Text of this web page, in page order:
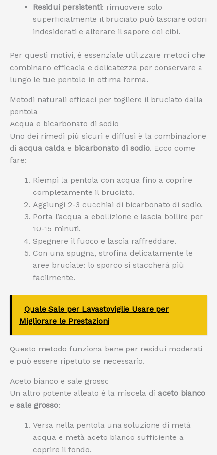
Residui persistenti: rimuovere solo
superficialmente il bruciato può lasciare odori
indesiderati e alterare il sapore dei cibi.
Per questi motivi, è essenziale utilizzare metodi che
combinano efficacia e delicatezza per conservare a
lungo le tue pentole in ottima forma.
Metodi naturali efficaci per togliere il bruciato dalla
pentola
Acqua e bicarbonato di sodio
Uno dei rimedi più sicuri e diffusi è la combinazione
di acqua calda e bicarbonato di sodio. Ecco come
fare:
Riempi la pentola con acqua fino a coprire
completamente il bruciato.
Aggiungi 2-3 cucchiai di bicarbonato di sodio.
Porta l’acqua a ebollizione e lascia bollire per
10-15 minuti.
Spegnere il fuoco e lascia raffreddare.
Con una spugna, strofina delicatamente le
aree bruciate: lo sporco si staccherà più
facilmente.
Quale Sale per Lavastoviglie Usare per
Migliorare le Prestazioni
Questo metodo funziona bene per residui moderati
e può essere ripetuto se necessario.
Aceto bianco e sale grosso
Un altro potente alleato è la miscela di aceto bianco
e sale grosso:
Versa nella pentola una soluzione di metà
acqua e metà aceto bianco sufficiente a
coprire il fondo.